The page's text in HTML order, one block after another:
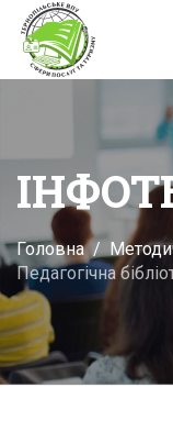
Головна
Педагогічна